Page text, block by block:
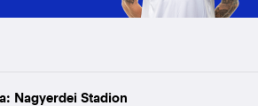
Nagyerdei Stadion